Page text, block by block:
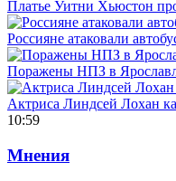
Платье Уитни Хьюстон
Россияне атаковали
Поражены НПЗ в
Актриса Линдсей Лохан
10:59
Мнения